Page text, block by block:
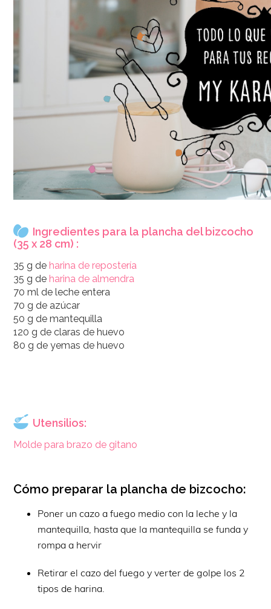
Ingredientes para la plancha del bizcocho
(35 x 28 cm) :
35 g de harina de repostería
35 g de harina de almendra
70 ml de leche entera
70 g de azúcar
50 g de mantequilla
120 g de claras de huevo
80 g de yemas de huevo
Utensilios:
Molde para brazo de gitano
Cómo preparar la plancha de bizcocho:
Poner un cazo a fuego medio con la leche y la
mantequilla, hasta que la mantequilla se funda y
rompa a hervir
Retirar el cazo del fuego y verter de golpe los 2
tipos de harina.